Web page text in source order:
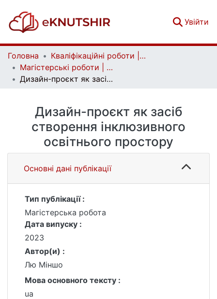
Увійти
Головна
Кваліфікаційні роботи | Qualifying works
Магістерські роботи | Master's theses
Дизайн-проєкт як засіб створення інклюзивного освітнього простору
Дизайн-проєкт як засіб
створення інклюзивного
освітнього простору
Основні дані публікації
Тип публікації :
Магістерська робота
Дата випуску :
2023
Автор(и) :
Лю Міншо
Мова основного тексту :
ua